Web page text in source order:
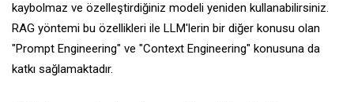
kaybolmaz ve özelleştirdiğiniz modeli yeniden kullanabilirsiniz.
RAG yöntemi bu özellikleri ile LLM'lerin bir diğer konusu olan
"Prompt Engineering" ve "Context Engineering" konusuna da
katkı sağlamaktadır.